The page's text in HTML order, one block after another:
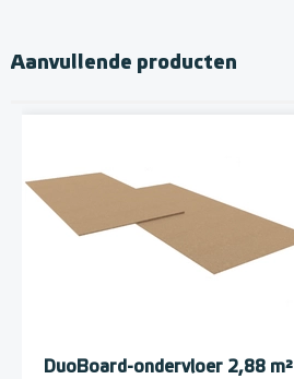
Aanvullende producten
DuoBoard-ondervloer 2,88 m²